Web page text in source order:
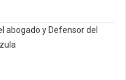
abogado y Defensor del